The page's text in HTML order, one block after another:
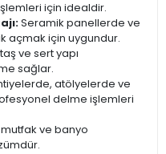
için idealdir.
Seramik panellerde ve
açmak için uygundur.
ve sert yapı
sağlar.
atölyelerde ve
delme işlemleri
mutfak ve banyo